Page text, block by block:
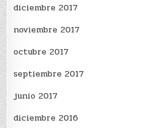
diciembre 2017
noviembre 2017
octubre 2017
septiembre 2017
junio 2017
diciembre 2016